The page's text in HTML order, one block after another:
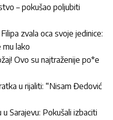
– pokušao poljubiti
zvala oca svoje jedinice:
mu lako
Ovo su najtraženije po*e
u rijaliti: “Nisam Đedović
Sarajevu: Pokušali izbaciti